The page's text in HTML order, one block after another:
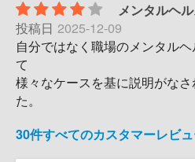
メンタルヘ
投稿日 2025-12-09
自分ではなく職場のメンタル
て
様々なケースを基に説明がな
た。
30件すべてのカスタマーレビ